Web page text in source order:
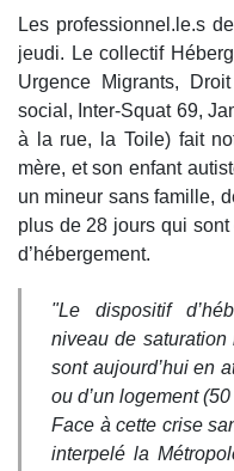
Les professionnel.le.s
jeudi. Le collectif
Urgence Migrants,
social, Inter-Squat 69,
à la rue, la Toile) fait
mère, et son enfant
un mineur sans famille,
plus de 28 jours qui
d’hébergement.
"Le dispositif
niveau de saturation
sont aujourd’hui en
ou d’un logement
Face à cette crise
interpelé la